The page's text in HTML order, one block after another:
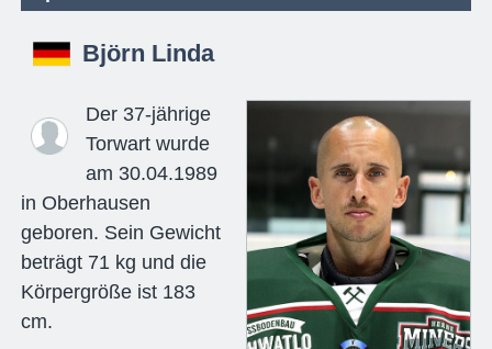
Björn Linda
Der 37-jährige
Torwart wurde
am 30.04.1989
in Oberhausen
geboren. Sein Gewicht
beträgt 71 kg und die
Körpergröße ist 183
cm.